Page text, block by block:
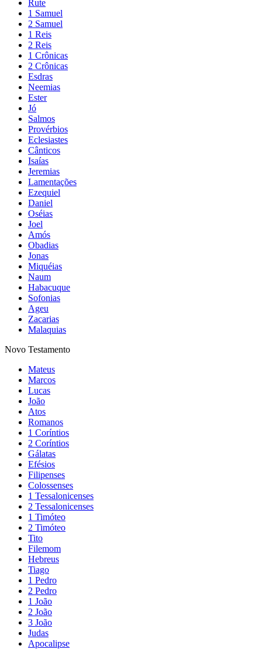
Rute
1 Samuel
2 Samuel
1 Reis
2 Reis
1 Crônicas
2 Crônicas
Esdras
Neemias
Ester
Jó
Salmos
Provérbios
Eclesiastes
Cânticos
Isaías
Jeremias
Lamentações
Ezequiel
Daniel
Oséias
Joel
Amós
Obadias
Jonas
Miquéias
Naum
Habacuque
Sofonias
Ageu
Zacarias
Malaquias
Novo Testamento
Mateus
Marcos
Lucas
João
Atos
Romanos
1 Coríntios
2 Coríntios
Gálatas
Efésios
Filipenses
Colossenses
1 Tessalonicenses
2 Tessalonicenses
1 Timóteo
2 Timóteo
Tito
Filemom
Hebreus
Tiago
1 Pedro
2 Pedro
1 João
2 João
3 João
Judas
Apocalipse